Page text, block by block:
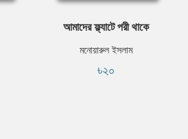
আমাদের ফ্ল্যাটে পরী থাকে
মনোয়ারুল ইসলাম
৳২০